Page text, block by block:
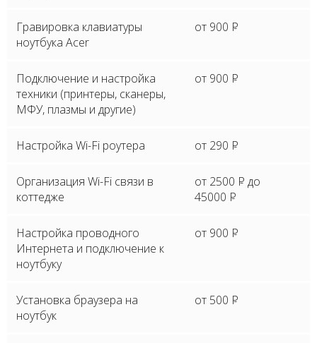
Гравировка клавиатуры
ноутбука Acer
от 900 P
Подключение и настройка
техники (принтеры, сканеры,
МФУ, плазмы и другие)
от 900 P
Настройка Wi-Fi роутера от 290 P
Организация Wi-Fi связи в
коттедже
от 2500 P до
45000 P
Настройка проводного
Интернета и подключение к
ноутбуку
от 900 P
Установка браузера на
ноутбук
от 500 P